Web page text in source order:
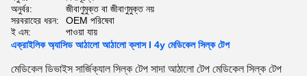
অনুর্বর:
জীবাণুমুক্ত বা জীবাণুমুক্ত নয়
সরবরাহের ধরন:
OEM পরিষেবা
ই এম:
পাওয়া যায়
এক্রাইলিক অ্যাসিড আঠালো আঠালো ক্লাস I 4y মেডিকেল সিল্ক টেপ
মেডিকেল ডিভাইস সার্জিক্যাল সিল্ক টেপ সাদা আঠালো টেপ মেডিকেল সিল্ক টেপ